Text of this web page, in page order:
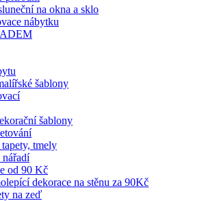
na okna a sklo
nábytku
šablony
šablony
tmely
nářadí
od 90 Kč
dekorace na stěnu za 90Kč
na zeď